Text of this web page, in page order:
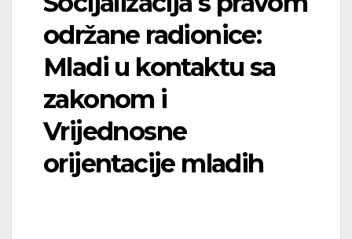
održane radionice:
Mladi u kontaktu sa
zakonom i
Vrijednosne
orijentacije mladih